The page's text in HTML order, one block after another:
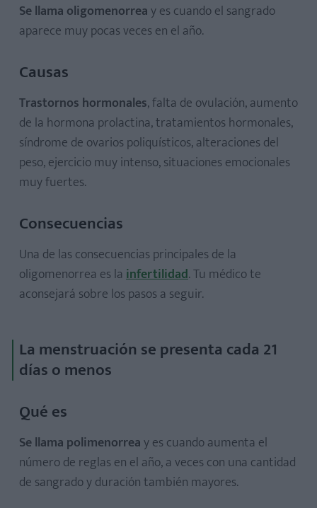
Se llama oligomenorreay es cuando el sangrado
aparece muy pocas veces en el año.
Causas
Trastornos hormonales, falta de ovulación, aumento
de la hormona prolactina, tratamientos hormonales,
síndrome de ovarios poliquísticos, alteraciones del
peso, ejercicio muy intenso, situaciones emocionales
muy fuertes.
Consecuencias
Una de las consecuencias principales de la
oligomenorrea es la infertilidad. Tu médico te
aconsejará sobre los pasos a seguir.
La menstruación se presenta cada 21
días o menos
Qué es
Se llama polimenorreay es cuando aumenta el
número de reglas en el año, a veces con una cantidad
de sangrado y duración también mayores.